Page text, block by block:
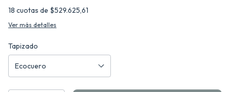
18 cuotas de $529.625,61
Ver más detalles
Tapizado